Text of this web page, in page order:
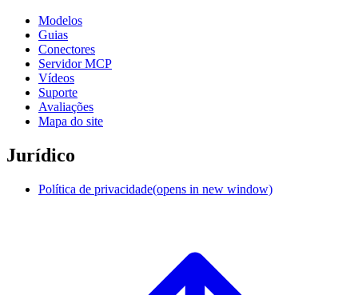
Modelos
Guias
Conectores
Servidor MCP
Vídeos
Suporte
Avaliações
Mapa do site
Jurídico
Política de privacidade(opens in new window)